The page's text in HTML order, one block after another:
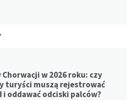
Chorwacji w 2026 roku: czy
turyści muszą rejestrować
i oddawać odciski palców?